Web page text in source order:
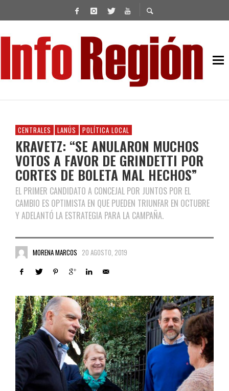
CENTRALES LANÚS POLÍTICA LOCAL
KRAVETZ: “SE ANULARON MUCHOS
VOTOS A FAVOR DE GRINDETTI POR
CORTES DE BOLETA MAL HECHOS”
EL PRIMER CANDIDATO A CONCEJAL POR JUNTOS POR EL
CAMBIO ES OPTIMISTA EN QUE PUEDEN TRIUNFAR EN OCTUBRE
Y ADELANTÓ LA ESTRATEGIA PARA LA CAMPAÑA.
MORENA MARCOS 20 AGOSTO, 2019